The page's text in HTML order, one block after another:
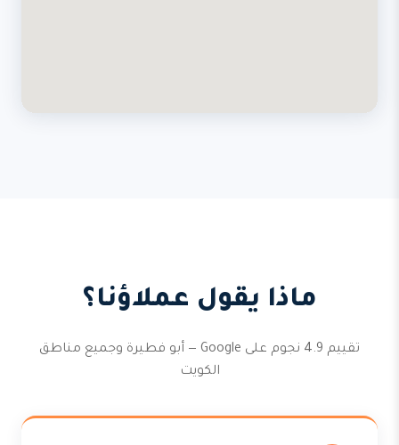
ماذا يقول عملاؤنا؟
تقييم 4.9 نجوم على Google — أبو فطيرة وجميع مناطق
الكويت